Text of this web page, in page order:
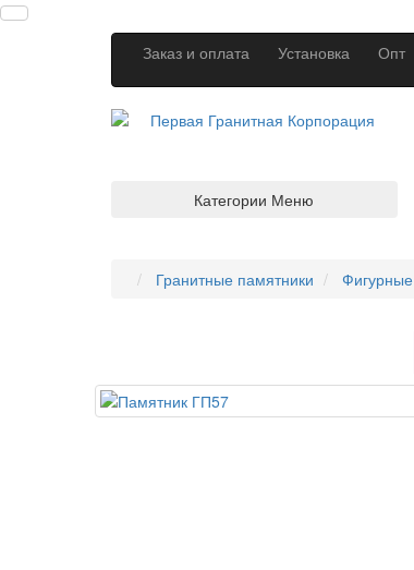
Заказ и оплата Установка Опт
Категории Меню
Гранитные памятники Фигурные